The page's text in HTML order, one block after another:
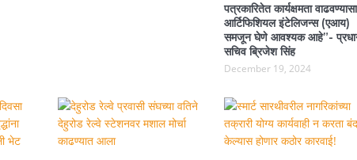
पत्रकारितेत कार्यक्षमता
आर्टिफिशियल इंटेलिजन्स (एआय)
समजून घेणे आवश्यक आहे”-
सचिव ब्रिजेश सिंह
December 19, 2024